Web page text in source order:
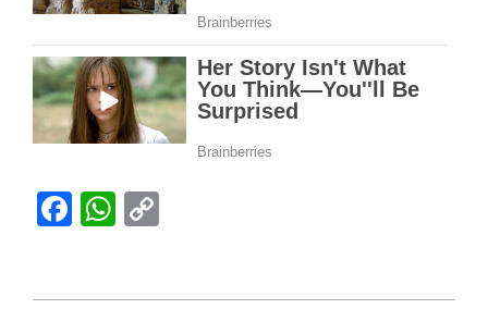
Facebook
WhatsApp